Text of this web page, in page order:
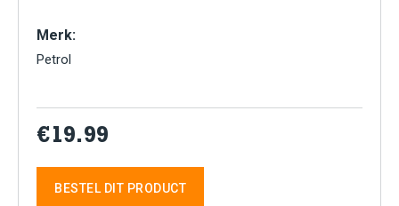
Merk:
Petrol
€19.99
BESTEL DIT PRODUCT